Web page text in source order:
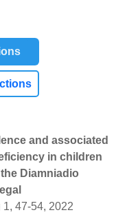
and associated
in children
Diamniadio
47-54, 2022